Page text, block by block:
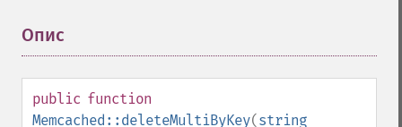
Опис
public function
Memcached::deleteMultiByKey(string